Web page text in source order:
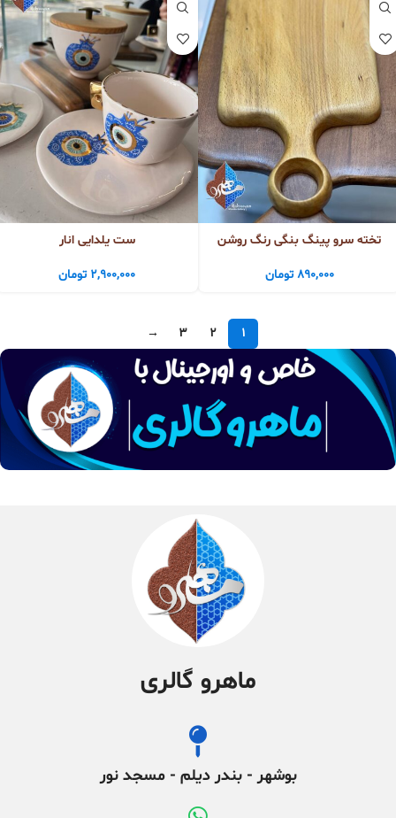
تخته سرو پینگ بنگی رنگ روشن
890,000 تومان
ست یلدایی انار
2,900,000 تومان
1
2
3
→
ماهرو گالری
بوشهر - بندر دیلم - مسجد نور